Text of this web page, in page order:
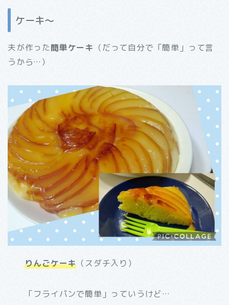
ケーキ～
夫が作った簡単ケーキ （だって自分で「簡単」って言
うから…）
りんごケーキ （スダチ入り）
「フライパンで簡単」っていうけど…